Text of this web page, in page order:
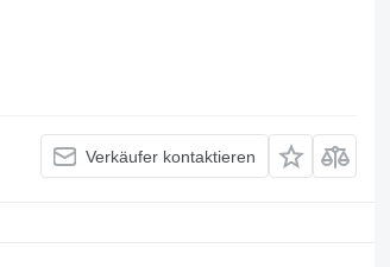
Verkäufer kontaktieren